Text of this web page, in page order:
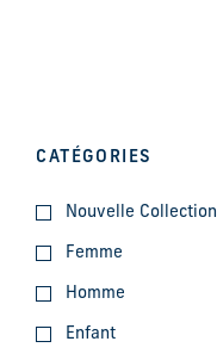
CATÉGORIES
Nouvelle Collection
Femme
Homme
Enfant